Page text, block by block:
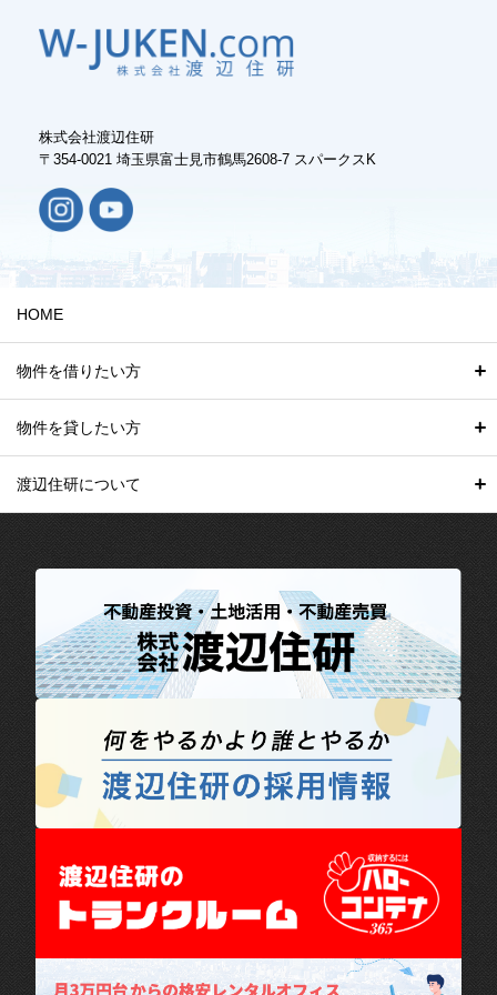
株式会社渡辺住研
〒354-0021 埼玉県富士見市鶴馬2608-7 スパークスK
HOME
物件を借りたい方
物件を貸したい方
渡辺住研について